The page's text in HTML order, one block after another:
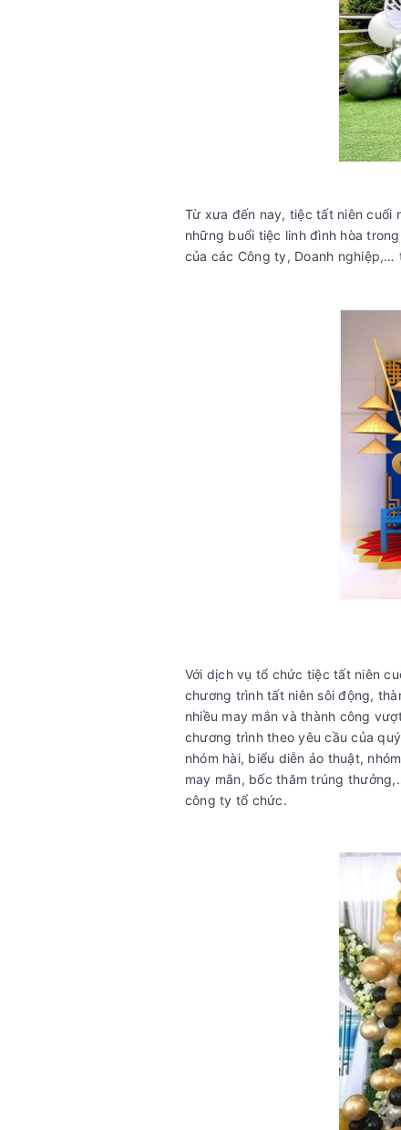
Từ xưa đến nay, tiệc tất niên cuối
những buổi tiệc linh đình hòa
của các Công ty, Doanh nghiệp,…
Với dịch vụ tổ chức tiệc tất niên
chương trình tất niên sôi động,
nhiều may mắn và thành công
chương trình theo yêu cầu của
nhóm hài, biểu diễn ảo thuật,
may mắn, bốc thăm trúng
công ty tổ chức.